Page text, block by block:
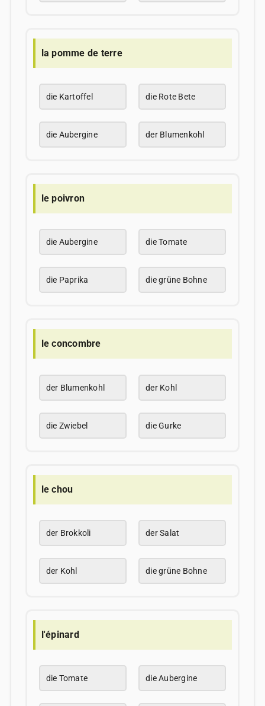
la pomme de terre
die Kartoffel die Rote Bete
die Aubergine der Blumenkohl
le poivron
die Aubergine die Tomate
die Paprika die grüne Bohne
le concombre
der Blumenkohl der Kohl
die Zwiebel die Gurke
le chou
der Brokkoli der Salat
der Kohl die grüne Bohne
l'épinard
die Tomate die Aubergine